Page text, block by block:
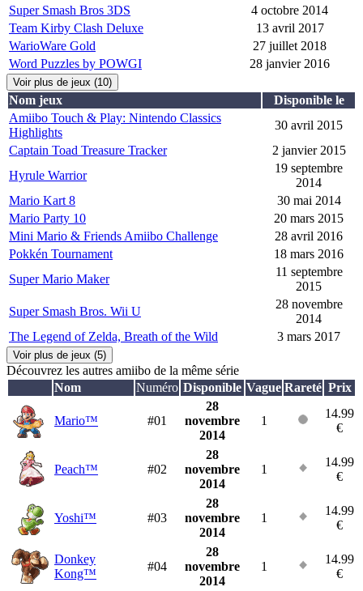
Super Smash Bros 3DS
4 octobre 2014
Team Kirby Clash Deluxe
13 avril 2017
WarioWare Gold
27 juillet 2018
Word Puzzles by POWGI
28 janvier 2016
Voir plus de jeux (10)
Nom jeux
Disponible le
Amiibo Touch & Play: Nintendo Classics
Highlights
30 avril 2015
Captain Toad Treasure Tracker
2 janvier 2015
Hyrule Warrior
19 septembre
2014
Mario Kart 8
30 mai 2014
Mario Party 10
20 mars 2015
Mini Mario & Friends Amiibo Challenge
28 avril 2016
Pokkén Tournament
18 mars 2016
Super Mario Maker
11 septembre
2015
Super Smash Bros. Wii U
28 novembre
2014
The Legend of Zelda, Breath of the Wild
3 mars 2017
Voir plus de jeux (5)
Découvrez les autres amiibo de la même série
Nom
Numéro Disponible Vague Rareté Prix
Mario™ #01
28
novembre
2014
1
14.99
€
Peach™ #02
28
novembre
2014
1
14.99
€
Yoshi™ #03
28
novembre
2014
1
14.99
€
Donkey
Kong™
#04
28
novembre
2014
1
14.99
€